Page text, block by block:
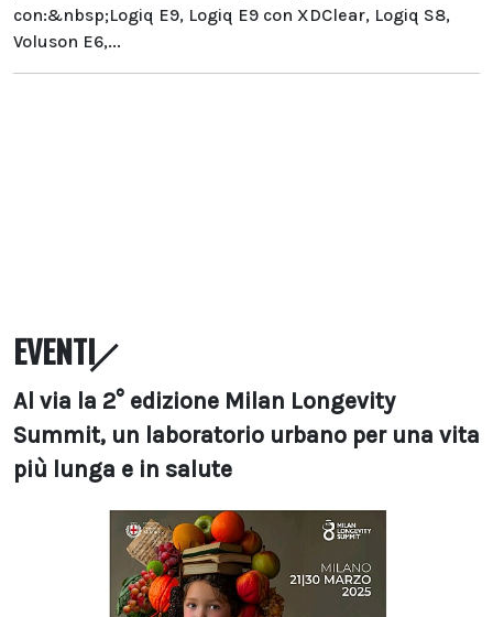
con:&nbsp;Logiq E9, Logiq E9 con XDClear, Logiq S8,
Voluson E6,...
EVENTI
Al via la 2° edizione Milan Longevity
Summit, un laboratorio urbano per una vita
più lunga e in salute